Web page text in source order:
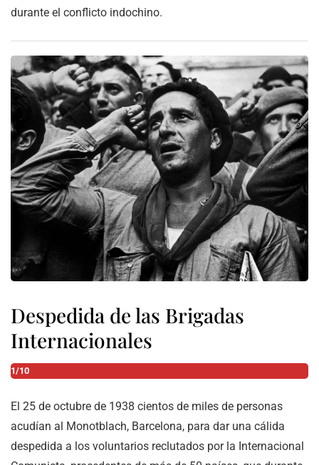
durante el conflicto indochino.
Despedida de las Brigadas
Internacionales
1/10
El 25 de octubre de 1938 cientos de miles de personas
acudían al Monotblach, Barcelona, para dar una cálida
despedida a los voluntarios reclutados por la Internacional